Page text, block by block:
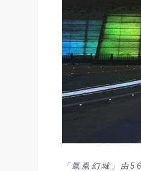
「鳳凰幻城」由